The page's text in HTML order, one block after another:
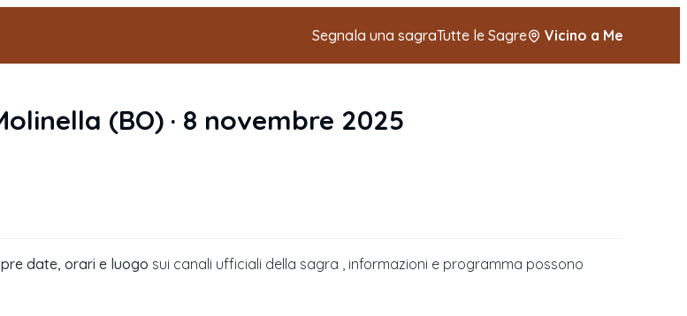
Segnala una sagraTutte le Sagre Vicino a Me
(BO) · 8 novembre 2025
date, orari e luogo sui canali ufficiali della sagra , informazioni e programma possono